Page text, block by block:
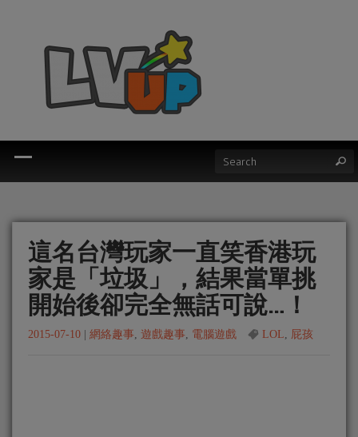
這名台灣玩家一直笑香港玩
家是「垃圾」，結果當單挑
開始後卻完全無話可說…！
2015-07-10 網絡趣事, 遊戲趣事, 電腦遊戲 LOL, 屁孩